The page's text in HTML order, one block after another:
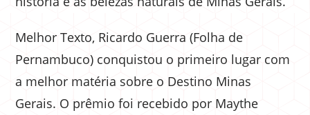
Melhor Texto, Ricardo Guerra (Folha de
Pernambuco) conquistou o primeiro lugar com
a melhor matéria sobre o Destino Minas
Gerais. O prêmio foi recebido por Maythe